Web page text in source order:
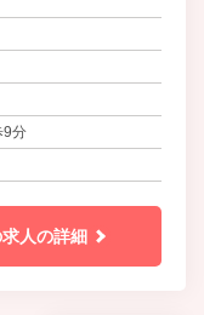
向上に貢献してまいり
9分
人の詳細